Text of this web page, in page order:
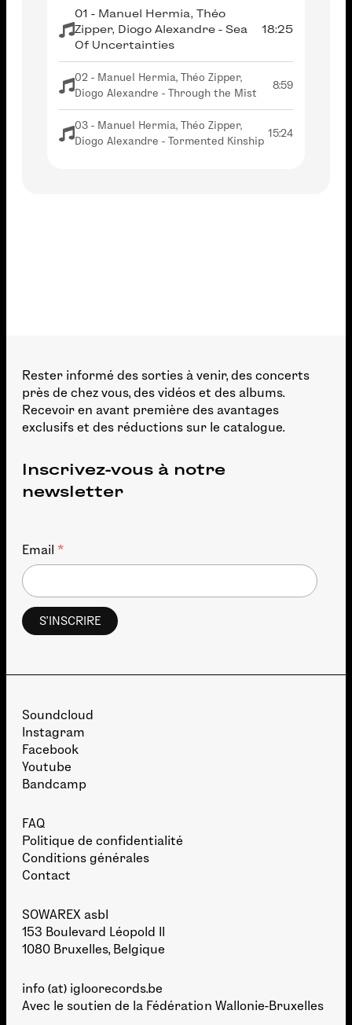
01 - Manuel Hermia, Théo
Zipper, Diogo Alexandre - Sea
Of Uncertainties
18:25
02 - Manuel Hermia, Théo Zipper,
Diogo Alexandre - Through the Mist
8:59
03 - Manuel Hermia, Théo Zipper,
Diogo Alexandre - Tormented Kinship
15:24
Rester informé des sorties à venir, des concerts
près de chez vous, des vidéos et des albums.
Recevoir en avant première des avantages
exclusifs et des réductions sur le catalogue.
Inscrivez-vous à notre
newsletter
Email *
Soundcloud
Instagram
Facebook
Youtube
Bandcamp
FAQ
Politique de confidentialité
Conditions générales
Contact
SOWAREX asbl
153 Boulevard Léopold II
1080 Bruxelles, Belgique
info (at) igloorecords.be
Avec le soutien de la Fédération Wallonie-Bruxelles